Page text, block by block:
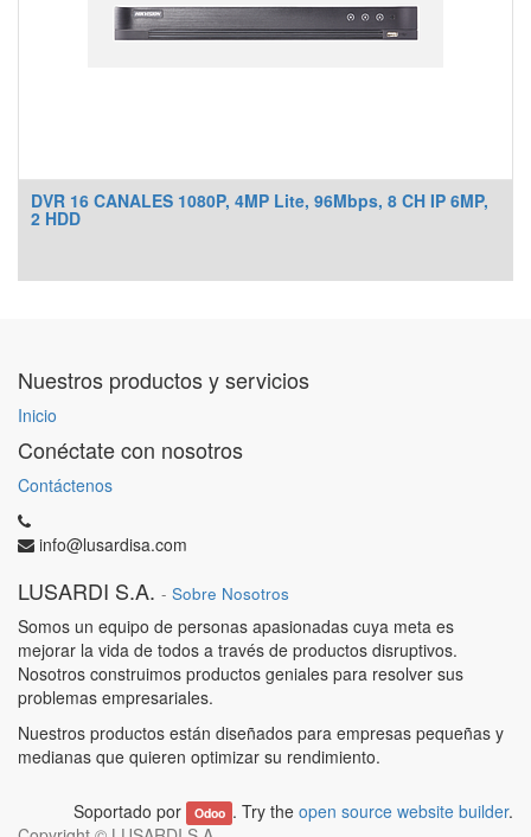
DVR 16 CANALES 1080P, 4MP Lite, 96Mbps, 8 CH IP 6MP,
2 HDD
Nuestros productos y servicios
Inicio
Conéctate con nosotros
Contáctenos
info@lusardisa.com
LUSARDI S.A. - Sobre Nosotros
Somos un equipo de personas apasionadas cuya meta es
mejorar la vida de todos a través de productos disruptivos.
Nosotros construimos productos geniales para resolver sus
problemas empresariales.
Nuestros productos están diseñados para empresas pequeñas y
medianas que quieren optimizar su rendimiento.
Soportado por Odoo . Try the open source website builder.